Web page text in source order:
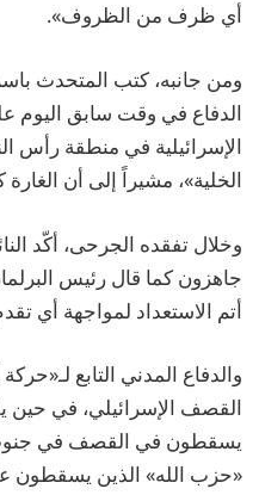
أي ظرف من الظروف».
ومن جانبه، كتب المتحدث
الدفاع في وقت سابق اليوم
الإسرائيلية في منطقة رأس
الخلية»، مشيراً إلى أن
وخلال تفقده الجرحى، أكّد
جاهزون كما قال رئيس
أتم الاستعداد لمواجهة أي
والدفاع المدني التابع
القصف الإسرائيلي، في حين
يسقطون في القصف في جنوب
«حزب الله» الذين يسقطون